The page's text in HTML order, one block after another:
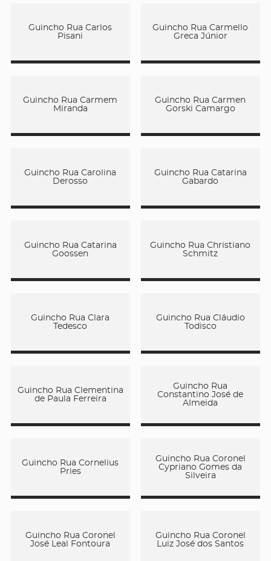
Guincho Rua Carlos
Pisani
Guincho Rua Carmello
Greca Júnior
Guincho Rua Carmem
Miranda
Guincho Rua Carmen
Gorski Camargo
Guincho Rua Carolina
Derosso
Guincho Rua Catarina
Gabardo
Guincho Rua Catarina
Goossen
Guincho Rua Christiano
Schmitz
Guincho Rua Clara
Tedesco
Guincho Rua Cláudio
Todisco
Guincho Rua Clementina
de Paula Ferreira
Guincho Rua
Constantino José de
Almeida
Guincho Rua Cornelius
Pries
Guincho Rua Coronel
Cypriano Gomes da
Silveira
Guincho Rua Coronel
José Leal Fontoura
Guincho Rua Coronel
Luiz José dos Santos